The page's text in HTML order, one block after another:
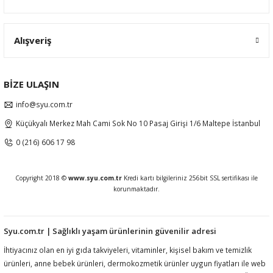
Alışveriş
BİZE ULAŞIN
info@syu.com.tr
Küçükyalı Merkez Mah Cami Sok No 10 Pasaj Girişi 1/6 Maltepe İstanbul
0 (216) 606 17 98
Copyright 2018 © www.syu.com.tr Kredi kartı bilgileriniz 256bit SSL sertifikası ile
korunmaktadır.
Syu.com.tr | Sağlıklı yaşam ürünlerinin güvenilir adresi
İhtiyacınız olan en iyi gıda takviyeleri, vitaminler, kişisel bakım ve temizlik
ürünleri, anne bebek ürünleri, dermokozmetik ürünler uygun fiyatları ile web